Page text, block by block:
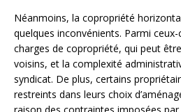
Néanmoins, la copropriété
quelques inconvénients. Parmi
charges de copropriété, qui peut
voisins, et la complexité
syndicat. De plus, certains
restreints dans leurs choix